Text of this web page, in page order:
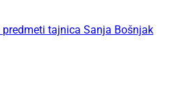
predmeti tajnica Sanja Bošnjak